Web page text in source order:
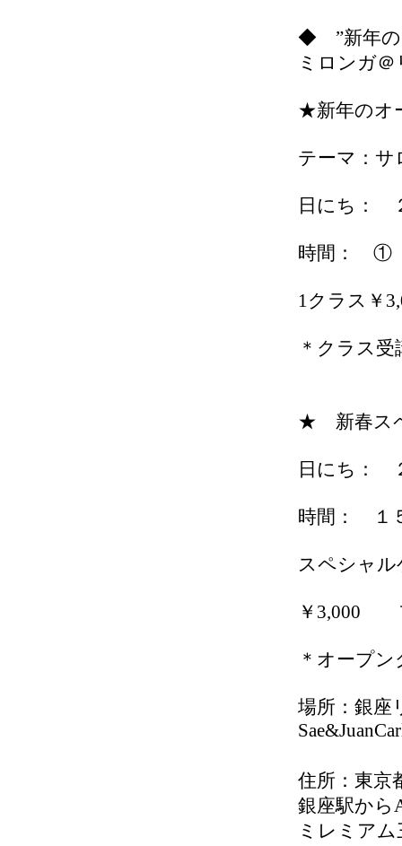
◆ ”新年の
ミロンガ
★新年のオ
テーマ：サ
日にち：
時間： ①
1クラス
＊クラス
★ 新春スペ
日にち：
時間： １
スペシャル
￥3,000
＊オープ
場所：銀座
住所：東
銀座駅か
ミレミア